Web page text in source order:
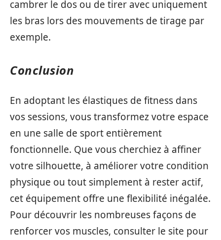
cambrer le dos ou de tirer avec uniquement
les bras lors des mouvements de tirage par
exemple.
Conclusion
En adoptant les élastiques de fitness dans
vos sessions, vous transformez votre espace
en une salle de sport entièrement
fonctionnelle. Que vous cherchiez à affiner
votre silhouette, à améliorer votre condition
physique ou tout simplement à rester actif,
cet équipement offre une flexibilité inégalée.
Pour découvrir les nombreuses façons de
renforcer vos muscles, consulter le site pour